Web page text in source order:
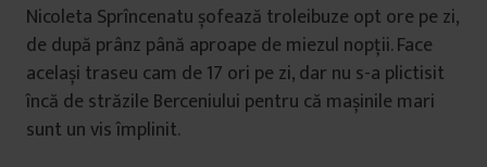
Nicoleta Sprîncenatu șofează troleibuze opt ore pe zi,
de după prânz până aproape de miezul nopții. Face
același traseu cam de 17 ori pe zi, dar nu s-a plictisit
încă de străzile Berceniului pentru că mașinile mari
sunt un vis împlinit.